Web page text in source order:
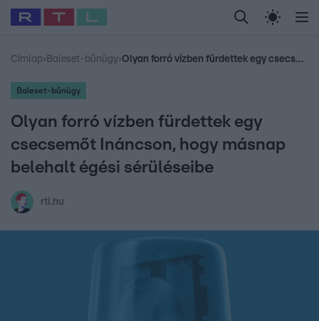
Legfrissebb RTL Híradó Randi Celeb vagyok,
Babits Marcella Most Wanted Gallusz
Címlap› Baleset-bűnügy› Olyan forró vízben fürdettek egy csecsemőt Ináncson, hogy másnap belehalt égési sérüléseibe
Baleset-bűnügy
Olyan forró vízben fürdettek egy
csecsemőt Ináncson, hogy másnap
belehalt égési sérüléseibe
rtl.hu